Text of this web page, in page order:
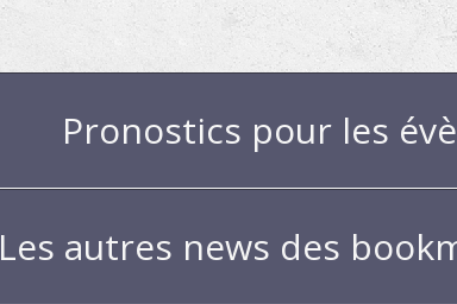
Pronostics pour les
Les autres news des